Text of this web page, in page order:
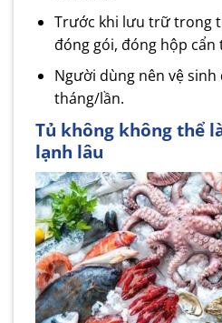
Trước khi lưu trữ trong
đóng gói, đóng hộp cẩn
Người dùng nên vệ sinh
tháng/lần.
Tủ không không thể
lạnh lâu